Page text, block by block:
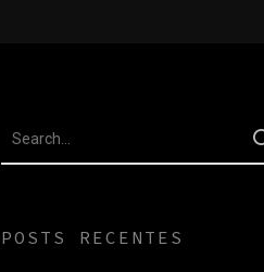
POSTS RECENTES